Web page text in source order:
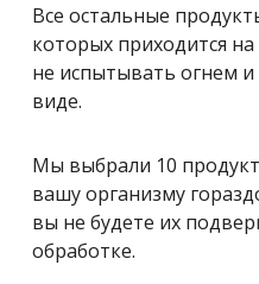
Все остальные
которых приходится
не испытывать огнем
виде.
Мы выбрали 10
вашу организму
вы не будете их
обработке.